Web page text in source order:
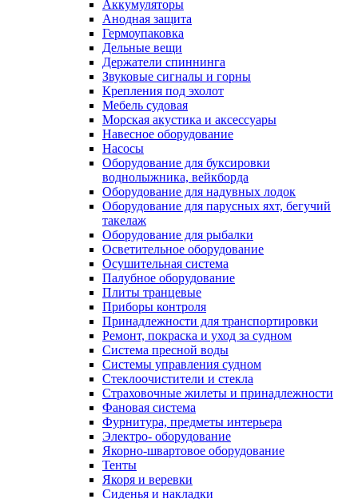
Аккумуляторы
Анодная защита
Гермоупаковка
Дельные вещи
Держатели спиннинга
Звуковые сигналы и горны
Крепления под эхолот
Мебель судовая
Морская акустика и аксессуары
Навесное оборудование
Насосы
Оборудование для буксировки
воднолыжника, вейкборда
Оборудование для надувных лодок
Оборудование для парусных яхт, бегучий
такелаж
Оборудование для рыбалки
Осветительное оборудование
Осушительная система
Палубное оборудование
Плиты транцевые
Приборы контроля
Принадлежности для транспортировки
Ремонт, покраска и уход за судном
Система пресной воды
Системы управления судном
Стеклоочистители и стекла
Страховочные жилеты и принадлежности
Фановая система
Фурнитура, предметы интерьера
Электро- оборудование
Якорно-швартовое оборудование
Тенты
Якоря и веревки
Сиденья и накладки